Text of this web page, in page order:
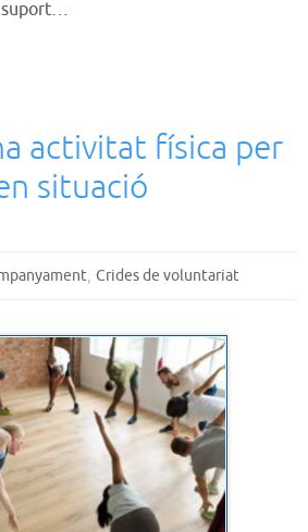
suport…
activitat física per
situació
, Crides de voluntariat